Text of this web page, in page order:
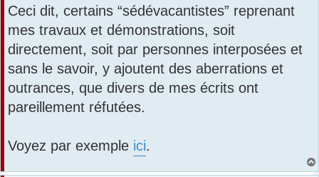
Ceci dit, certains “sédévacantistes” reprenant
mes travaux et démonstrations, soit
directement, soit par personnes interposées et
sans le savoir, y ajoutent des aberrations et
outrances, que divers de mes écrits ont
pareillement réfutées.
Voyez par exemple ici.